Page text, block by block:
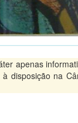
apenas
disposição na